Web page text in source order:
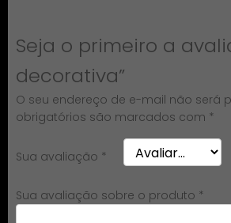
Seja o primeiro a
decorativa”
O seu endereço de e-mail não será
obrigatórios são marcados com *
Sua avaliação *
Sua avaliação sobre o produto *